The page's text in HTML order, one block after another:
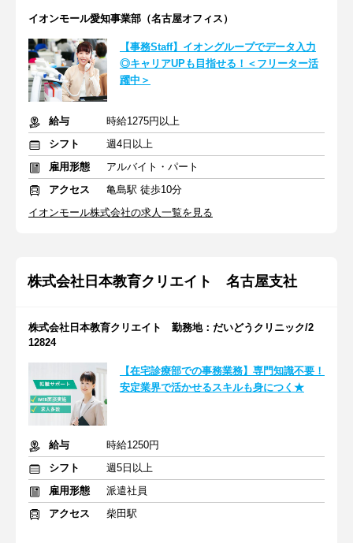
イオンモール愛知事業部（名古屋オフィス）
【事務Staff】イオングループでデータ入力
◎キャリアUPも目指せる！＜フリーター活
躍中＞
給与
時給1275円以上
シフト
週4日以上
雇用形態
アルバイト・パート
アクセス
亀島駅 徒歩10分
イオンモール株式会社の求人一覧を見る
株式会社日本教育クリエイト 名古屋支社
株式会社日本教育クリエイト 勤務地：だいどうクリニック/2
12824
【在宅診療部での事務業務】専門知識不要！
安定業界で活かせるスキルも身につく★
給与
時給1250円
シフト
週5日以上
雇用形態
派遣社員
アクセス
柴田駅